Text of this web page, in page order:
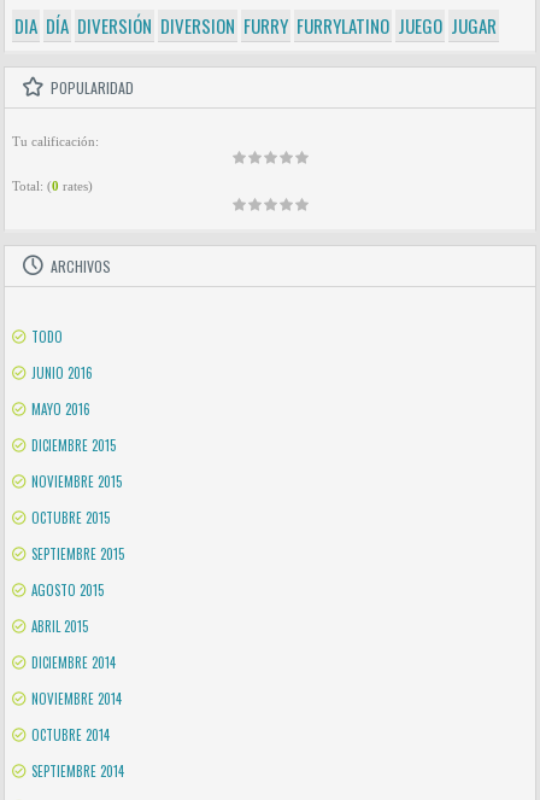
DIA DÍA DIVERSIÓN DIVERSION FURRY FURRYLATINO JUEGO JUGAR
POPULARIDAD
Tu calificación:
Total: (0 rates)
ARCHIVOS
TODO
JUNIO 2016
MAYO 2016
DICIEMBRE 2015
NOVIEMBRE 2015
OCTUBRE 2015
SEPTIEMBRE 2015
AGOSTO 2015
ABRIL 2015
DICIEMBRE 2014
NOVIEMBRE 2014
OCTUBRE 2014
SEPTIEMBRE 2014